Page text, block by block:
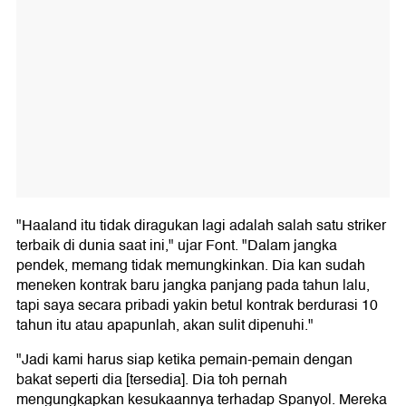
"Haaland itu tidak diragukan lagi adalah salah satu striker
terbaik di dunia saat ini," ujar Font. "Dalam jangka
pendek, memang tidak memungkinkan. Dia kan sudah
meneken kontrak baru jangka panjang pada tahun lalu,
tapi saya secara pribadi yakin betul kontrak berdurasi 10
tahun itu atau apapunlah, akan sulit dipenuhi."
"Jadi kami harus siap ketika pemain-pemain dengan
bakat seperti dia [tersedia]. Dia toh pernah
mengungkapkan kesukaannya terhadap Spanyol. Mereka